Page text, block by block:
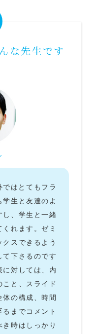
な先生です
はとてもフラ
生と友達のよ
し、学生と一緒
れます。ゼミ
スできるよう
て下さるのです
対しては、内
と、スライド
体の構成、時間
までコメント
時はしっかり